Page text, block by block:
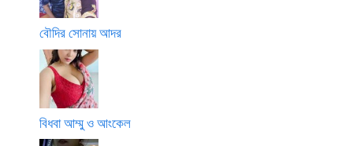
বৌদির সোনায় আদর
বিধবা আম্মু ও আংকেল